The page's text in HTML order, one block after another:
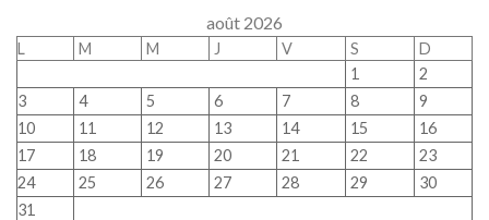
août 2026
L M M J V S
D
1
2
3
4 5 6 7 8
9
10
11 12 13 14 15
16
17
18 19 20 21 22
23
24
25 26 27 28 29
30
31